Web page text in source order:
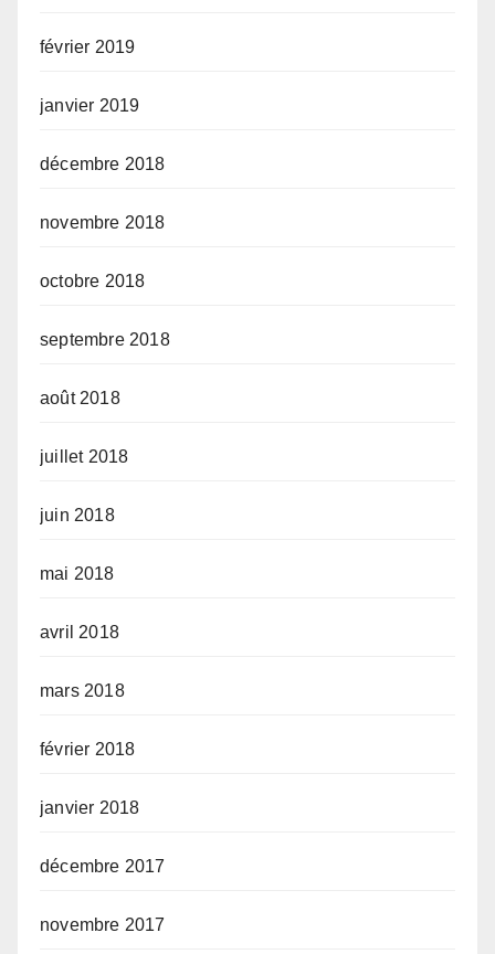
février 2019
janvier 2019
décembre 2018
novembre 2018
octobre 2018
septembre 2018
août 2018
juillet 2018
juin 2018
mai 2018
avril 2018
mars 2018
février 2018
janvier 2018
décembre 2017
novembre 2017